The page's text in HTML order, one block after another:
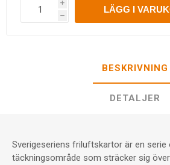
i
h
LÄGG I
BESKRIVNING
DETALJER
Sverigeseriens friluftskartor är en
täckningsområde som sträcker sig